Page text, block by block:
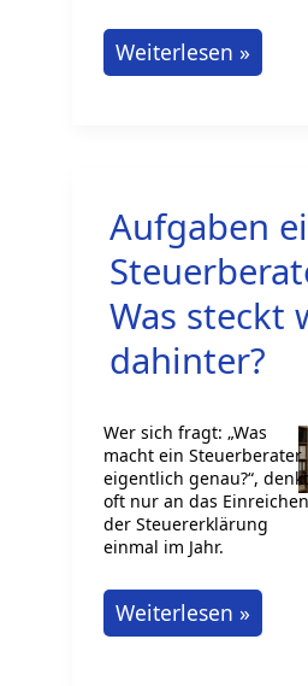
Duales
Studium
Weiterlesen »
Aufgaben
Was steckt
dahinter?
Wer sich fragt: „Was
macht ein Steuerberater
eigentlich genau?“,
oft nur an das
der Steuererklärung
einmal im Jahr.
Aufgaben
eines
Weiterlesen »